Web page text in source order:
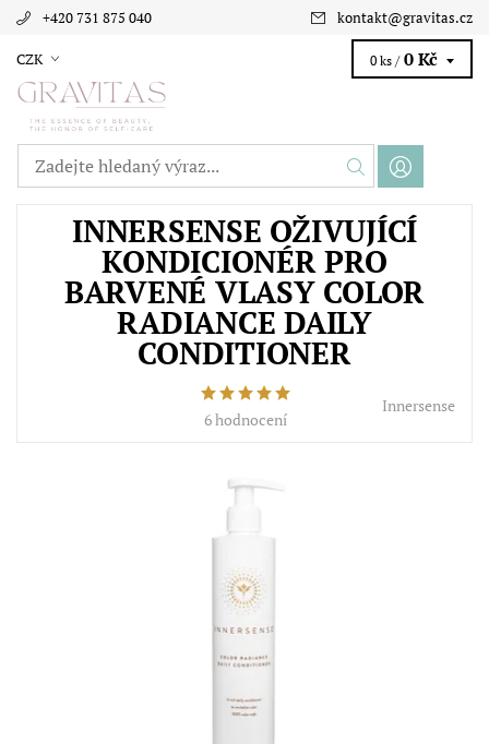
+420 731 875 040 kontakt@gravitas.cz
CZK 0 ks / 0 Kč
INNERSENSE OŽIVUJÍCÍ
KONDICIONÉR PRO
BARVENÉ VLASY COLOR
RADIANCE DAILY
CONDITIONER
6 hodnocení
Innersense